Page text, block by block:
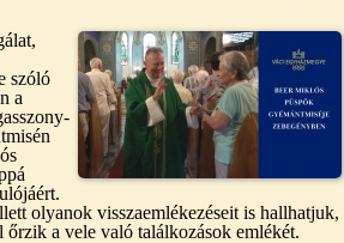
szóló
a
olyanok visszaemlékezéseit is hallhatjuk,
őrzik a vele való találkozások emlékét.